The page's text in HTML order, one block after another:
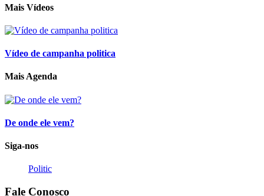
Mais Vídeos
Vídeo de campanha politica
Mais Agenda
De onde ele vem?
Siga-nos
Politic
Fale Conosco